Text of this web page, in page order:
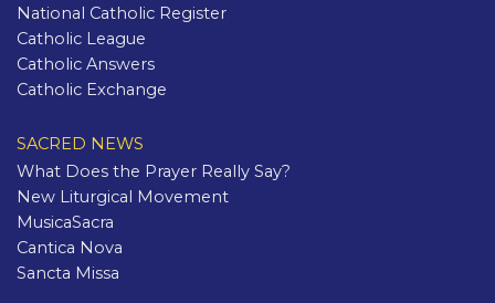
National Catholic Register
Catholic League
Catholic Answers
Catholic Exchange
SACRED NEWS
What Does the Prayer Really Say?
New Liturgical Movement
MusicaSacra
Cantica Nova
Sancta Missa